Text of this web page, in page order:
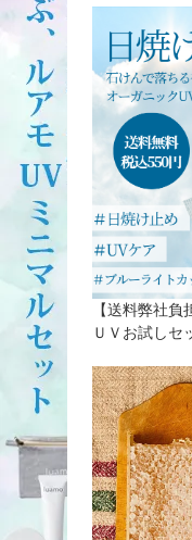
【送料弊社
ＵＶお試しセ